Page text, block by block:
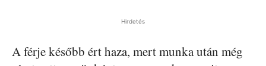
Hirdetés
A férje később ért haza, mert munka után még